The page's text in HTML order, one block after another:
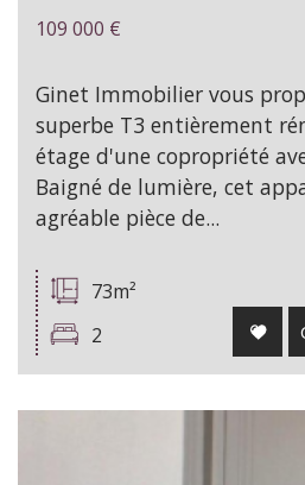
109 000 €
Ginet Immobilier vous
superbe T3 entièrement
étage d'une copropriété
Baigné de lumière, cet
agréable pièce de...
73m²
2